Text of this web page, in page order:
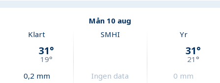
Mån 10 aug
Klart
31°
19°
0,2 mm
SMHI
Ingen data
Yr
31°
21°
0 mm